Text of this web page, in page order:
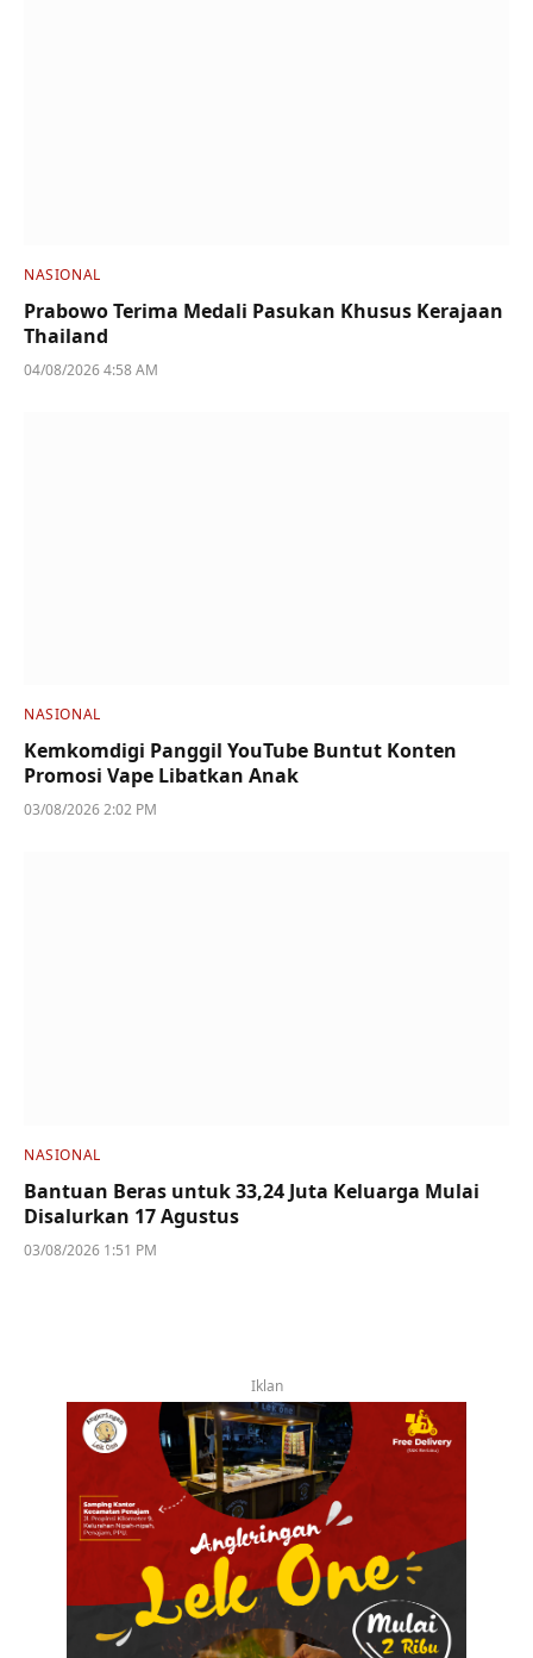
NASIONAL
Prabowo Terima Medali Pasukan Khusus Kerajaan
Thailand
04/08/2026 4:58 AM
NASIONAL
Kemkomdigi Panggil YouTube Buntut Konten
Promosi Vape Libatkan Anak
03/08/2026 2:02 PM
NASIONAL
Bantuan Beras untuk 33,24 Juta Keluarga Mulai
Disalurkan 17 Agustus
03/08/2026 1:51 PM
Iklan